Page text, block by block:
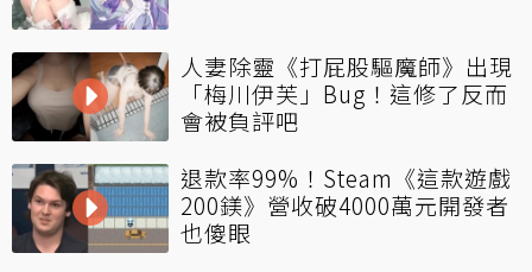
人妻除靈《打屁股驅魔師》出現
「梅川伊芙」Bug！這修了反而
會被負評吧
退款率99%！Steam《這款遊戲
200鎂》營收破4000萬元開發者
也傻眼